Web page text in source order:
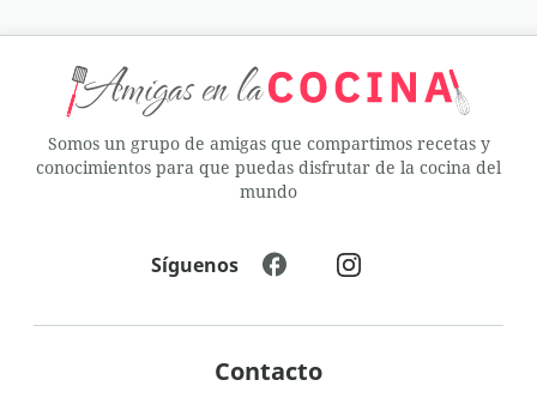
Somos un grupo de amigas que compartimos recetas y
conocimientos para que puedas disfrutar de la cocina del
mundo
Contacto
Síguenos